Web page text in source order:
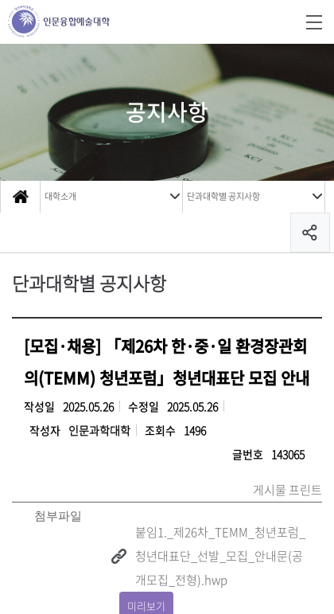
공지사항
대학소개 단과대학별 공지사항
단과대학별 공지사항
[모집·채용] 「제26차 한·중·일 환경장관회
의(TEMM) 청년포럼」청년대표단 모집 안내
작성일 2025.05.26 수정일 2025.05.26
작성자 인문과학대학 조회수 1496
글번호 143065
게시물 프린트
첨부파일
붙임1._제26차_TEMM_청년포럼_
청년대표단_선발_모집_안내문(공
개모집_전형).hwp
미리보기